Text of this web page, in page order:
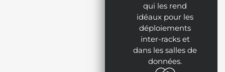
qui les rend
idéaux pour les
déploiements
inter-racks et
dans les salles de
données.